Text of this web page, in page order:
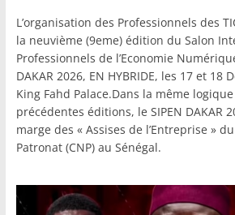
L’organisation des Professionnels des
la neuvième (9eme) édition du Salon
Professionnels de l’Economie
DAKAR 2026, EN HYBRIDE, les 17 et 18
King Fahd Palace.Dans la même
précédentes éditions, le SIPEN DAKAR
marge des « Assises de l’Entreprise »
Patronat (CNP) au Sénégal.